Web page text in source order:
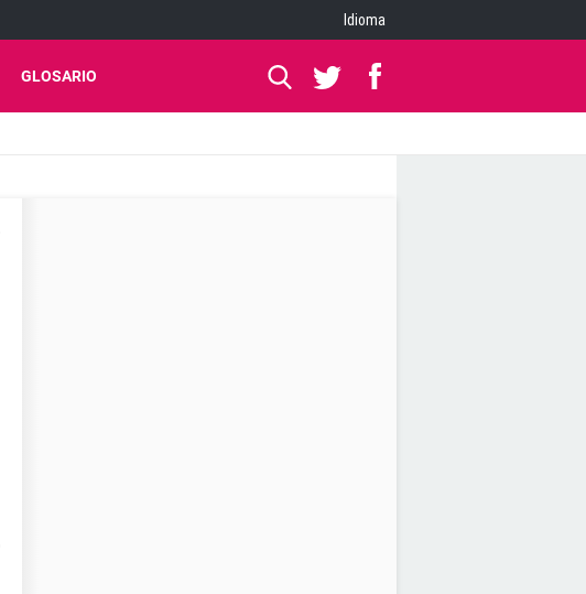
Idioma
GLOSARIO